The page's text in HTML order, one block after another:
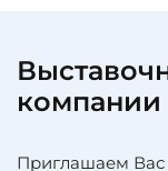
компании
Приглашаем Вас